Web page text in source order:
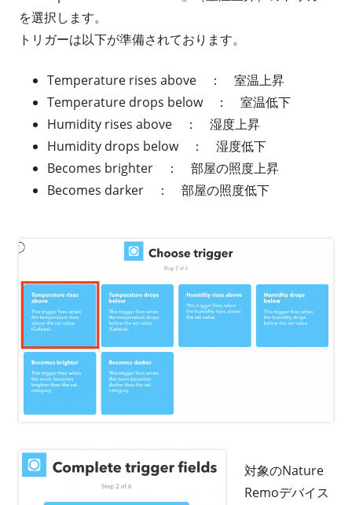
を選択します。
トリガーは以下が準備されております。
Temperature rises above ： 室温上昇
Temperature drops below ： 室温低下
Humidity rises above ： 湿度上昇
Humidity drops below ： 湿度低下
Becomes brighter ： 部屋の照度上昇
Becomes darker ： 部屋の照度低下
対象のNature
Remoデバイス